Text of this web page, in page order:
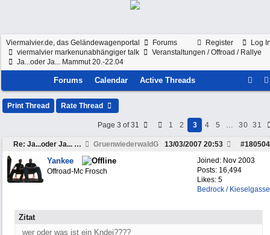
Register Log
Viermalvier.de, das Geländewagenportal
Forums
viermalvier markenunabhängiger talk
Veranstaltungen / Offroad / Rallye
Ja...oder Ja... Mammut 20.-22.04
Forums Calendar Active Threads
Print Thread Rate Thread
Page 3 of 31 1 2 3 4 5 … 30 31
Re: Ja...oder Ja... Mammut 20.-22.04 GruenwiederwaldG #180504
13/03/2007 20:53
Joined: Nov 2003
Posts: 16,494
Likes: 5
Bedrock / Kieselgasse
Yankee
Offroad-Mc Frosch
Zitat
wer oder was ist ein Kndei????